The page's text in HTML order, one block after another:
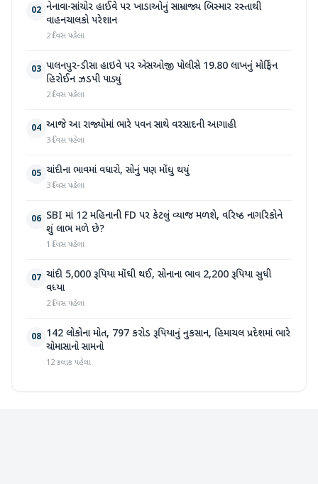
02 નેનાવા-સાંચોર હાઈવે પર ખાડાઓનું સામ્રાજ્ય બિસ્માર રસ્તાથી
વાહનચાલકો પરેશાન
2 દિવસ પહેલા
03 પાલનપુર-ડીસા હાઇવે પર એસઓજી પોલીસે 19.80 લાખનું મોર્ફિન
હિરોઈન ઝડપી પાડ્યું
2 દિવસ પહેલા
04 આજે આ રાજ્યોમાં ભારે પવન સાથે વરસાદની આગાહી
3 દિવસ પહેલા
05 ચાંદીના ભાવમાં વધારો, સોનું પણ મોંઘુ થયું
3 દિવસ પહેલા
06 SBI માં 12 મહિનાની FD પર કેટલું વ્યાજ મળશે, વરિષ્ઠ નાગરિકોને
શું લાભ મળે છે?
1 દિવસ પહેલા
07 ચાંદી 5,000 રૂપિયા મોંઘી થઈ, સોનાના ભાવ 2,200 રૂપિયા સુધી
વધ્યા
2 દિવસ પહેલા
08 142 લોકોના મોત, 797 કરોડ રૂપિયાનું નુકસાન, હિમાચલ પ્રદેશમાં ભારે
ચોમાસાનો સામનો
12 કલાક પહેલા